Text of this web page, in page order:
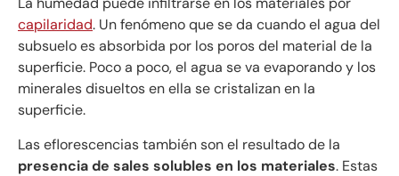
capilaridad. Un fenómeno que se da cuando el agua del
subsuelo es absorbida por los poros del material de la
superficie. Poco a poco, el agua se va evaporando y los
minerales disueltos en ella se cristalizan en la
superficie.
Las eflorescencias también son el resultado de la
presencia de sales solubles en los materiales. Estas